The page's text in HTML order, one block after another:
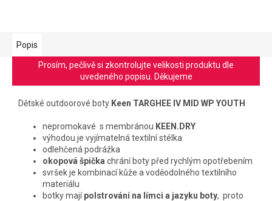
Popis
Prosím, pečlivě si zkontrolujte velikosti produktu dle
uvedeného popisu. Děkujeme
Dětské outdoorové boty Keen TARGHEE IV MID WP YOUTH
nepromokavé s membránou KEEN.DRY
výhodou je vyjímatelná textilní stélka
odlehčená podrážka
okopová špička chrání boty před rychlým opotřebením
svršek je kombinací kůže a voděodolného textilního
materiálu
botky majípolstrování na límci a jazyku boty, proto